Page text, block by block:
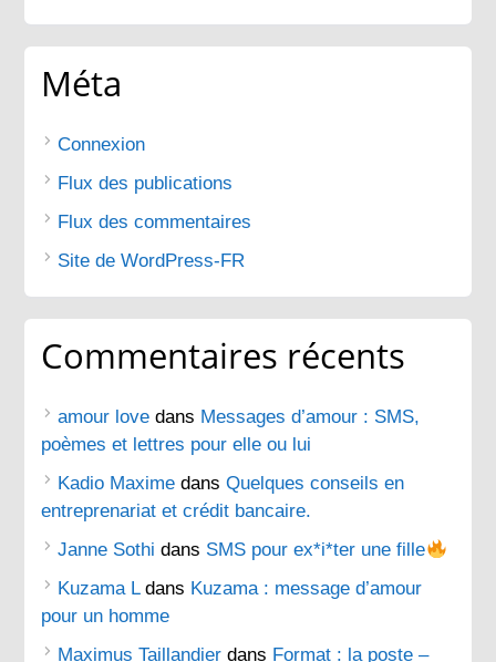
Méta
Connexion
Flux des publications
Flux des commentaires
Site de WordPress-FR
Commentaires récents
amour love dans Messages d’amour : SMS,
poèmes et lettres pour elle ou lui
Kadio Maxime dansQuelques conseils en
entreprenariat et crédit bancaire.
Janne Sothi dans SMS pour ex*i*ter une fille
Kuzama Ldans Kuzama : message d’amour
pour un homme
Maximus Taillandier dans Format : la poste –